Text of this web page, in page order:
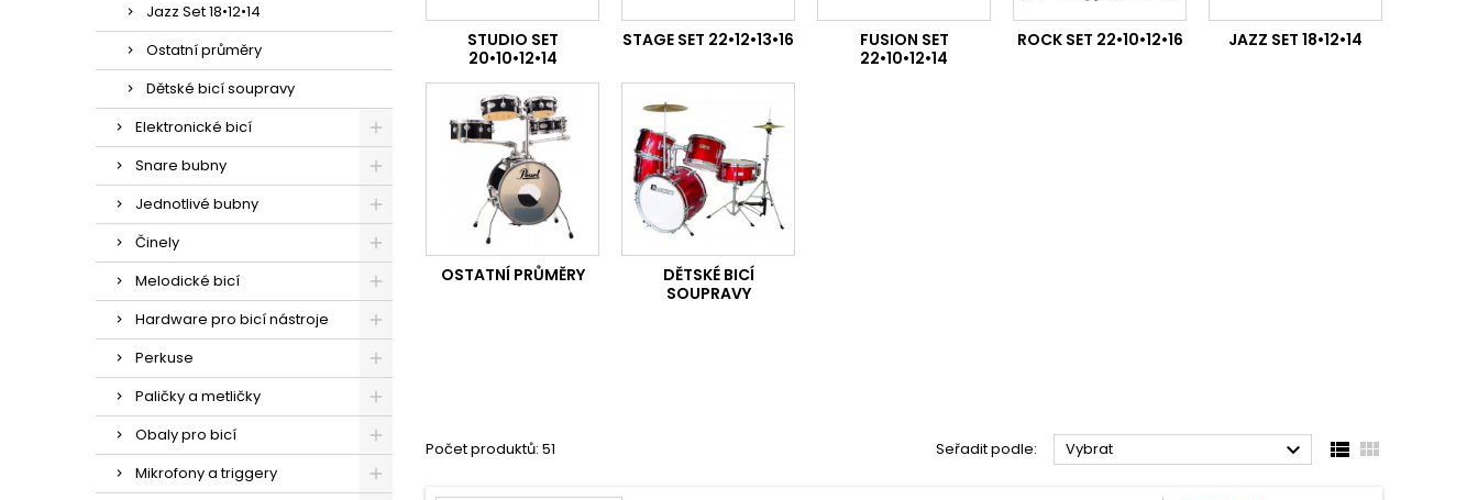
Jazz Set 18•12•14
Ostatní průměry
Dětské bicí soupravy
Elektronické bicí
Snare bubny
Jednotlivé bubny
Činely
Melodické bicí
Hardware pro bicí nástroje
Perkuse
Paličky a metličky
Obaly pro bicí
Mikrofony a triggery
STUDIO SET
20•10•12•14
STAGE SET 22•12•13•16
FUSION SET
22•10•12•14
ROCK SET 22•10•12•16 JAZZ SET 18•12•14
OSTATNÍ PRŮMĚRY
DĚTSKÉ BICÍ
SOUPRAVY
Počet produktů: 51 Seřadit podle: Vybrat   